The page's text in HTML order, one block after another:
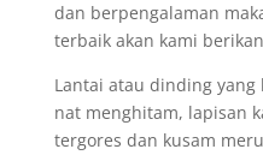
dan berpengalaman
terbaik akan kami
Lantai atau dinding
nat menghitam, lapisan
tergores dan kusam